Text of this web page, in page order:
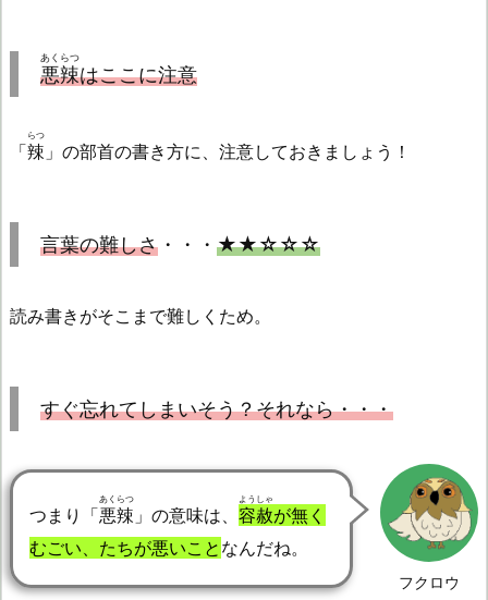
悪辣
あくらつ
はここに注意
「辣
らつ
」の部首の書き方に、注意しておきましょう！
言葉の難しさ ・・・ ★★☆☆☆
読み書きがそこまで難しくため。
すぐ忘れてしまいそう？それなら・・・
フクロウ
つまり「悪辣
あくらつ
」の意味は、 容赦
ようしゃ
が無く
むごい、たちが悪いこと なんだね。